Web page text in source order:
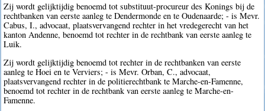
Zij wordt gelijktijdig benoemd tot substituut-procureur des Konings bij de
rechtbanken van eerste aanleg te Dendermonde en te Oudenaarde; - is Mevr.
Cabus, I., advocaat, plaatsvervangend rechter in het vredegerecht van het
kanton Andenne, benoemd tot rechter in de rechtbank van eerste aanleg te
Luik.
Zij wordt gelijktijdig benoemd tot rechter in de rechtbanken van eerste
aanleg te Hoei en te Verviers; - is Mevr. Orban, C., advocaat,
plaatsvervangend rechter in de politierechtbank te Marche-en-Famenne,
benoemd tot rechter in de rechtbank van eerste aanleg te Marche-en-
Famenne.